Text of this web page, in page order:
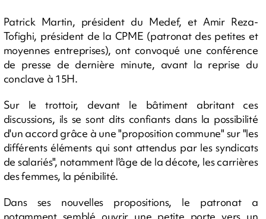
Patrick Martin, président du Medef, et Amir Reza-
Tofighi, président de la CPME (patronat des petites et
moyennes entreprises), ont convoqué une conférence
de presse de dernière minute, avant la reprise du
conclave à 15H.
Sur le trottoir, devant le bâtiment abritant ces
discussions, ils se sont dits confiants dans la possibilité
d'un accord grâce à une "proposition commune" sur "les
différents éléments qui sont attendus par les syndicats
de salariés", notamment l'âge de la décote, les carrières
des femmes, la pénibilité.
Dans ses nouvelles propositions, le patronat a
notamment semblé ouvrir une petite porte vers un